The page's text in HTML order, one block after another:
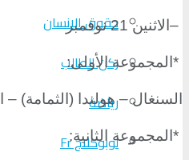
حقوق الإنسان
ركن الطالب
رياضة
لوبوكلاج Fr
–الاثنين 21 نوفمبر
*المجموعة الأولى:
السنغال – هولندا (الثمامة) –
*المجموعة الثانية: